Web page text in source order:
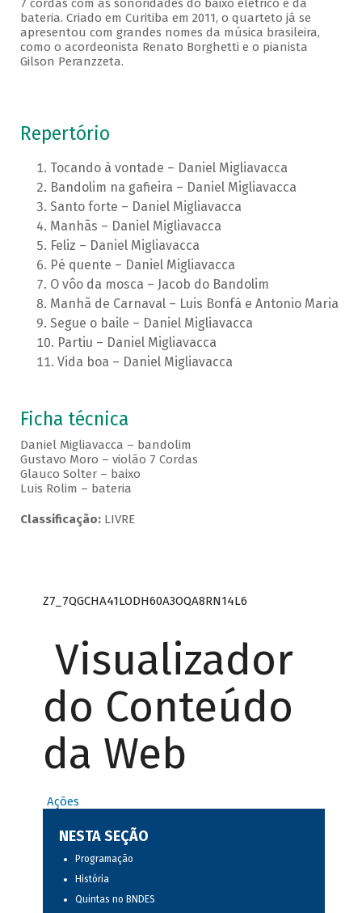
7 cordas com as sonoridades do baixo elétrico e da
bateria. Criado em Curitiba em 2011, o quarteto já se
apresentou com grandes nomes da música brasileira,
como o acordeonista Renato Borghetti e o pianista
Gilson Peranzzeta.
Repertório
Tocando à vontade – Daniel Migliavacca
Bandolim na gafieira – Daniel Migliavacca
Santo forte – Daniel Migliavacca
Manhãs – Daniel Migliavacca
Feliz – Daniel Migliavacca
Pé quente – Daniel Migliavacca
O vôo da mosca – Jacob do Bandolim
Manhã de Carnaval – Luis Bonfá e Antonio Maria
Segue o baile – Daniel Migliavacca
Partiu – Daniel Migliavacca
Vida boa – Daniel Migliavacca
Ficha técnica
Daniel Migliavacca – bandolim
Gustavo Moro – violão 7 Cordas
Glauco Solter – baixo
Luis Rolim – bateria
Classificação:LIVRE
Z7_7QGCHA41LODH60A3OQA8RN14L6
Visualizador
do Conteúdo
da Web
Ações
NESTA SEÇÃO
Programação
História
Quintas no BNDES